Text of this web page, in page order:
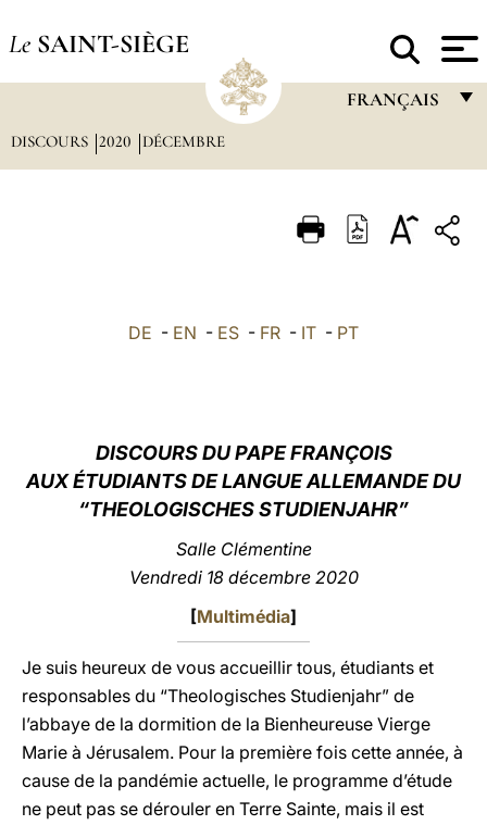
Le SAINT-SIÈGE
FRANÇAIS
ITALIANO
中文
LATINE
DISCOURS 2020 DÉCEMBRE
DE - EN - ES - FR - IT - PT
DISCOURS DU PAPE FRANÇOIS
AUX ÉTUDIANTS DE LANGUE ALLEMANDE DU
“THEOLOGISCHES STUDIENJAHR”
Salle Clémentine
Vendredi 18 décembre 2020
[Multimédia]
Je suis heureux de vous accueillir tous, étudiants et
responsables du “Theologisches Studienjahr” de
l’abbaye de la dormition de la Bienheureuse Vierge
Marie à Jérusalem. Pour la première fois cette année, à
cause de la pandémie actuelle, le programme d’étude
ne peut pas se dérouler en Terre Sainte, mais il est